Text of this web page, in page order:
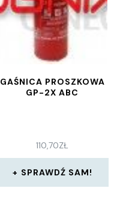
GAŚNICA PROSZKOWA
GP-2X ABC
110,70ZŁ
SPRAWDŹ SAM!